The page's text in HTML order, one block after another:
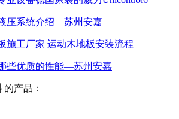
压系统介绍—苏州安嘉
施工厂家 运动木地板安装流程
些优质的性能—苏州安嘉
的产品：